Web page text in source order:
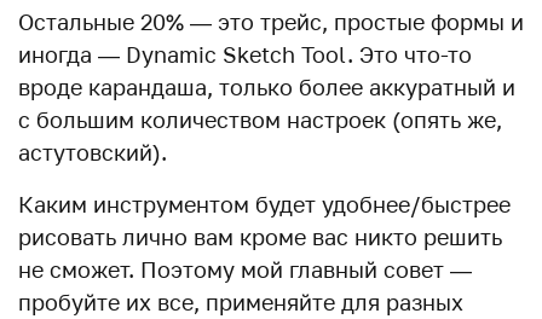
Остальные 20% — это трейс, простые формы и
иногда — Dynamic Sketch Tool. Это что-то
вроде карандаша, только более аккуратный и
с большим количеством настроек (опять же,
астутовский).
Каким инструментом будет удобнее/быстрее
рисовать лично вам кроме вас никто решить
не сможет. Поэтому мой главный совет —
пробуйте их все, применяйте для разных